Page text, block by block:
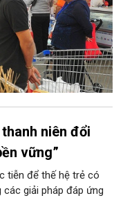
niên đổi
vững”
tiễn để thế hệ trẻ có
giải pháp đáp ứng